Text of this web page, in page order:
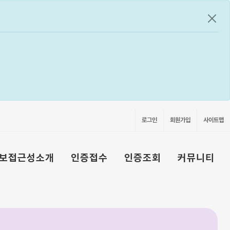
공지
로그인 회원가입 사이트맵
접근성소개 인증접수 인증조회 커뮤니티